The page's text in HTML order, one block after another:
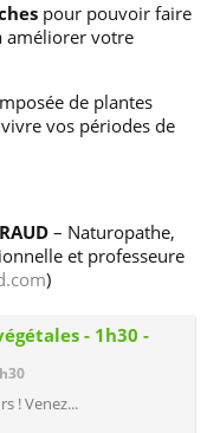
pour pouvoir faire
améliorer votre
de plantes
vos périodes de
– Naturopathe,
et professeure
)
- 1h30 -
! Venez...